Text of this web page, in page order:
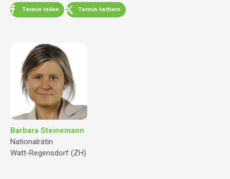
Termin teilen Termin twittern
Barbara Steinemann
Nationalrätin
Watt-Regensdorf (ZH)